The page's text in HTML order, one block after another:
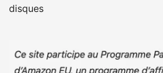
disques